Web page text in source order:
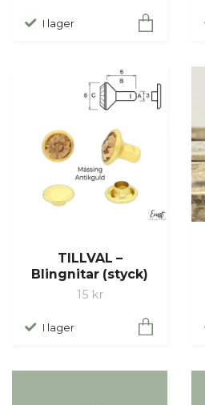
I lager
TILLVAL –
Blingnitar (styck)
15 kr
I lager